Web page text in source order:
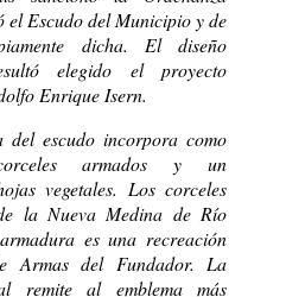
el Escudo del Municipio y de
dicha. El diseño
elegido el proyecto
Enrique Isern.
del escudo incorpora como
armados y un
vegetales. Los corceles
la Nueva Medina de Río
es una recreación
Armas del Fundador. La
remite al emblema más